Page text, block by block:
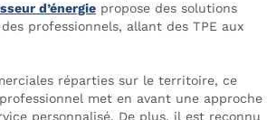
d’énergie propose des solutions
professionnels, allant des TPE aux
réparties sur le territoire, ce
met en avant une approche
personnalisé. De plus, il est reconnu